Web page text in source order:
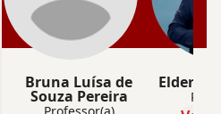
Bruna Luísa de
Souza Pereira
Professor(a)
Elder